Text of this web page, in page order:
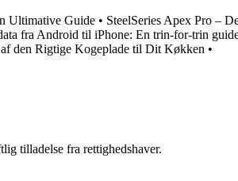
Ultimative Guide • SteelSeries Apex Pro –
fra Android til iPhone: En trin-for-trin
den Rigtige Kogeplade til Dit Køkken •
tilladelse fra rettighedshaver.